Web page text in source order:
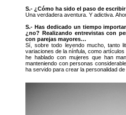
S.- ¿Cómo ha sido el paso de
Una verdadera aventura. Y adictiva.
S.- Has dedicado un tiempo
¿no? Realizando entrevistas con
con parejas mayores…
Sí, sobre todo leyendo mucho, tanto
variaciones de la nínfula, como
he hablado con mujeres que han
manteniendo con personas
ha servido para crear la personalidad de